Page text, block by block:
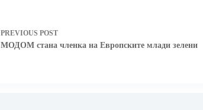
PREVIOUSPOST
МОДОМ стана членка на Европските млади зелени